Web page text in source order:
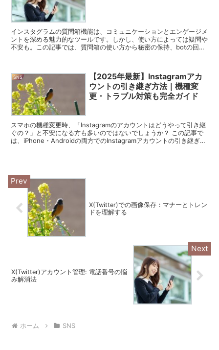
インスタグラムの質問箱機能は、コミュニケーションとエンゲージメ
ントを深める魅力的なツールです。しかし、使い方によっては疑問や
不安も。この記事では、質問箱の使い方から秘密の保持、botの回避
SNS
【2025年最新】Instagramアカ
ウントの引き継ぎ方法｜機種変
更・トラブル対策も完全ガイド
スマホの機種変更時、「Instagramのアカウントはどうやって引き継
ぐの？」と不安になる方も多いのではないでしょうか？ この記事で
は、iPhone・Androidの両方でのInstagramアカウントの引き継ぎ方
X(Twitter)での画像保存：マナーとトレン
ドを理解する
X(Twitter)アカウント管理: 電話番号の悩
み解消法
ホーム SNS